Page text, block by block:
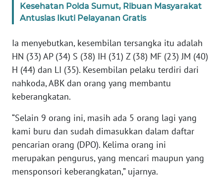
Kesehatan Polda Sumut, Ribuan Masyarakat
Antusias Ikuti Pelayanan Gratis
Ia menyebutkan, kesembilan tersangka itu adalah
HN (33) AP (34) S (38) IH (31) Z (38) MF (23) JM (40)
H (44) dan LI (35). Kesembilan pelaku terdiri dari
nahkoda, ABK dan orang yang membantu
keberangkatan.
“Selain 9 orang ini, masih ada 5 orang lagi yang
kami buru dan sudah dimasukkan dalam daftar
pencarian orang (DPO). Kelima orang ini
merupakan pengurus, yang mencari maupun yang
mensponsori keberangkatan,” ujarnya.
TENTANG
PEDOMAN
MEDIA
SIBER
KARIR
DISCLAIMER